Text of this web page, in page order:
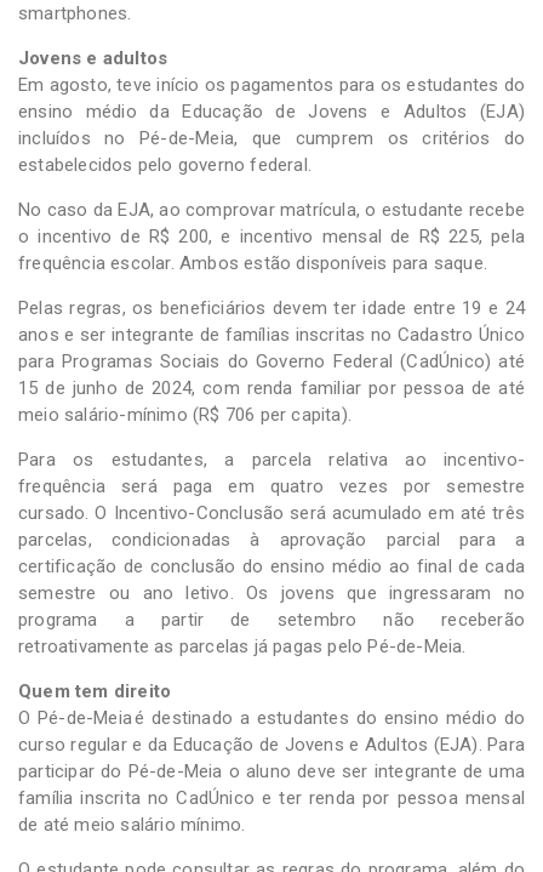
smartphones.
Jovens e adultos
Em agosto, teve início os pagamentos para os estudantes do
ensino médio da Educação de Jovens e Adultos (EJA)
incluídos no Pé-de-Meia, que cumprem os critérios do
estabelecidos pelo governo federal.
No caso da EJA, ao comprovar matrícula, o estudante recebe
o incentivo de R$ 200, e incentivo mensal de R$ 225, pela
frequência escolar. Ambos estão disponíveis para saque.
Pelas regras, os beneficiários devem ter idade entre 19 e 24
anos e ser integrante de famílias inscritas no Cadastro Único
para Programas Sociais do Governo Federal (CadÚnico) até
15 de junho de 2024, com renda familiar por pessoa de até
meio salário-mínimo (R$ 706 per capita).
Para os estudantes, a parcela relativa ao incentivo-
frequência será paga em quatro vezes por semestre
cursado. O Incentivo-Conclusão será acumulado em até três
parcelas, condicionadas à aprovação parcial para a
certificação de conclusão do ensino médio ao final de cada
semestre ou ano letivo. Os jovens que ingressaram no
programa a partir de setembro não receberão
retroativamente as parcelas já pagas pelo Pé-de-Meia.
Quem tem direito
O Pé-de-Meia é destinado a estudantes do ensino médio do
curso regular e da Educação de Jovens e Adultos (EJA). Para
participar do Pé-de-Meia o aluno deve ser integrante de uma
família inscrita no CadÚnico e ter renda por pessoa mensal
de até meio salário mínimo.